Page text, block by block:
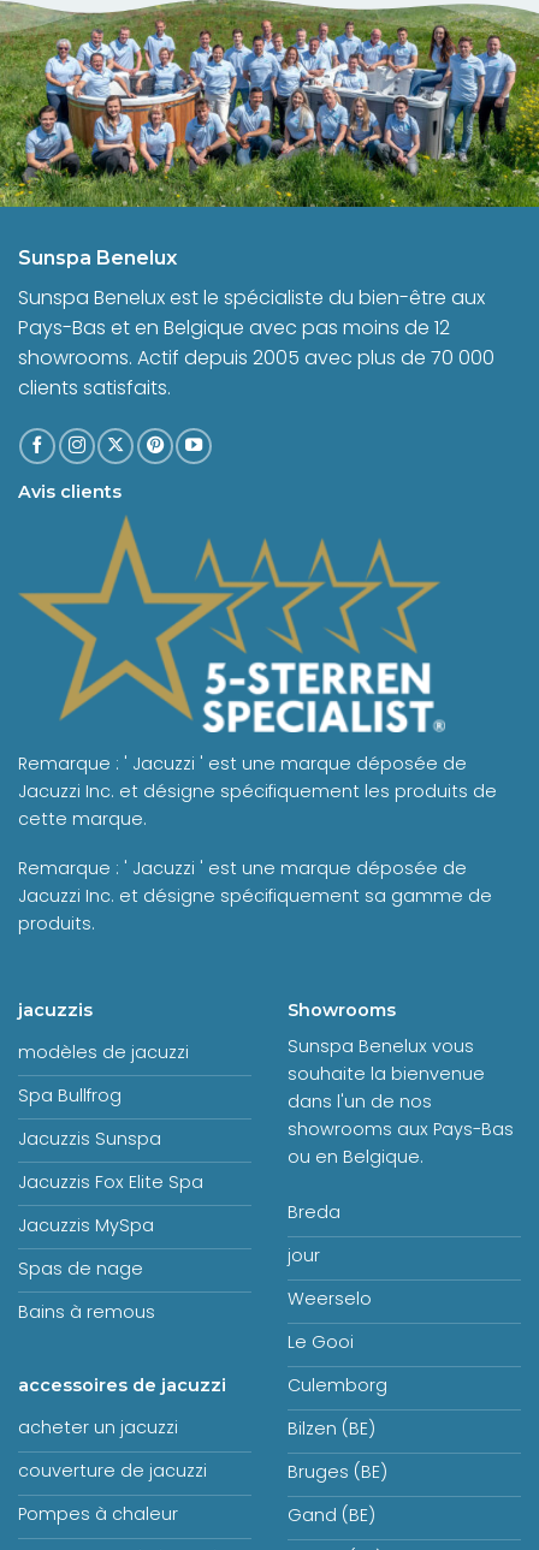
Sunspa Benelux
Sunspa Benelux est le spécialiste du bien-être aux
Pays-Bas et en Belgique avec pas moins de 12
showrooms. Actif depuis 2005 avec plus de 70 000
clients satisfaits.
Avis clients
Remarque : ' Jacuzzi ' est une marque déposée de
Jacuzzi Inc. et désigne spécifiquement les produits de
cette marque.
Remarque : ' Jacuzzi ' est une marque déposée de
Jacuzzi Inc. et désigne spécifiquement sa gamme de
produits.
jacuzzis
modèles de jacuzzi
Spa Bullfrog
Jacuzzis Sunspa
Jacuzzis Fox Elite Spa
Jacuzzis MySpa
Spas de nage
Bains à remous
accessoires de jacuzzi
acheter un jacuzzi
couverture de jacuzzi
Pompes à chaleur
Showrooms
Sunspa Benelux vous
souhaite la bienvenue
dans l'un de nos
showrooms aux Pays-Bas
ou en Belgique.
Breda
jour
Weerselo
Le Gooi
Culemborg
Bilzen (BE)
Bruges (BE)
Gand (BE)